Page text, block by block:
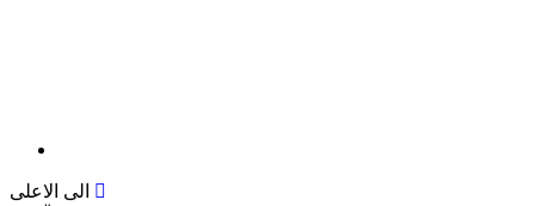
الى الاعلى